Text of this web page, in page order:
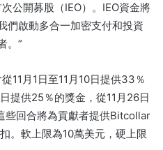
公開募股（IEO）。IEO資金將
們啟動多合一加密支付和投資
。”
11月1日至11月10日提供33％
提供25％的獎金，從11月26日
些回合將為貢獻者提供Bitcollar
。軟上限為10萬美元，硬上限